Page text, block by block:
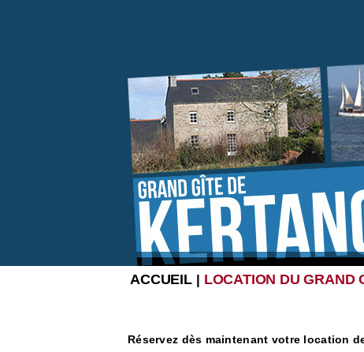
ACCUEIL| LOCATION DU GRAND
Réservez dès maintenant votre location